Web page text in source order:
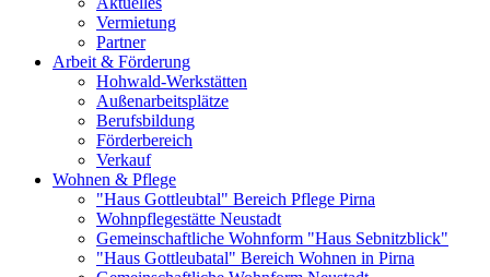
Vermietung
Partner
Arbeit & Förderung
Hohwald-Werkstätten
Außenarbeitsplätze
Berufsbildung
Förderbereich
Verkauf
Wohnen & Pflege
"Haus Gottleubtal" Bereich Pflege Pirna
Wohnpflegestätte Neustadt
Gemeinschaftliche Wohnform "Haus Sebnitzblick"
"Haus Gottleubatal" Bereich Wohnen in Pirna